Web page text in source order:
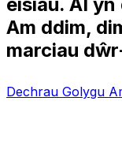
Am ddim,
marciau
Dechrau Golygu